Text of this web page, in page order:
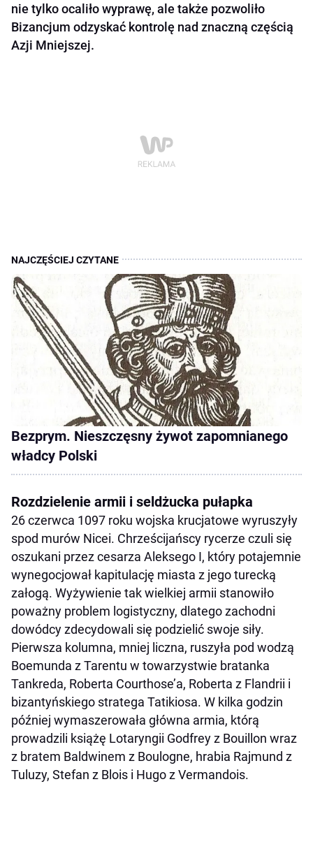
nie tylko ocaliło wyprawę, ale także pozwoliło
Bizancjum odzyskać kontrolę nad znaczną częścią
Azji Mniejszej.
Bezprym. Nieszczęsny żywot zapomnianego
władcy Polski
Rozdzielenie armii i seldżucka pułapka
26 czerwca 1097 roku wojska krucjatowe wyruszyły
spod murów Nicei. Chrześcijańscy rycerze czuli się
oszukani przez cesarza Aleksego I, który potajemnie
wynegocjował kapitulację miasta z jego turecką
załogą. Wyżywienie tak wielkiej armii stanowiło
poważny problem logistyczny, dlatego zachodni
dowódcy zdecydowali się podzielić swoje siły.
Pierwsza kolumna, mniej liczna, ruszyła pod wodzą
Boemunda z Tarentu w towarzystwie bratanka
Tankreda, Roberta Courthose’a, Roberta z Flandrii i
bizantyńskiego stratega Tatikiosa. W kilka godzin
później wymaszerowała główna armia, którą
prowadzili książę Lotaryngii Godfrey z Bouillon wraz
z bratem Baldwinem z Boulogne, hrabia Rajmund z
Tuluzy, Stefan z Blois i Hugo z Vermandois.